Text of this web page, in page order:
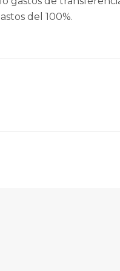
del 100%.